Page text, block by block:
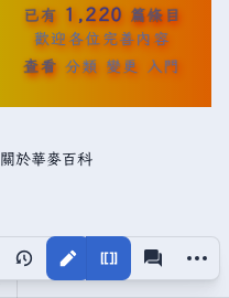
更多
已有 1,220 篇條目
歡迎各位完善內容
查看 分類 變更 入門
關於華麥百科